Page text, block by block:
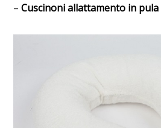
–Cuscinoni allattamento in